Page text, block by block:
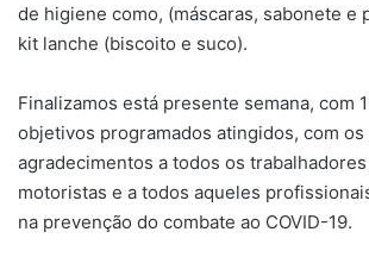
de higiene como, (máscaras, sabonete e
kit lanche (biscoito e suco).
Finalizamos está presente semana, com
objetivos programados atingidos, com os
agradecimentos a todos os
motoristas e a todos aqueles
na prevenção do combate ao COVID-19.